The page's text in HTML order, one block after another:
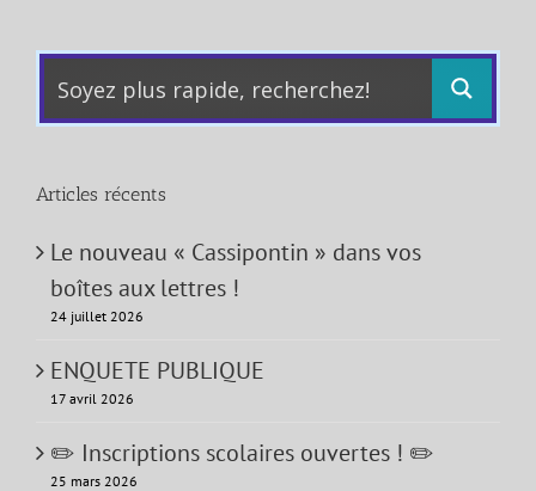
Articles récents
Le nouveau « Cassipontin » dans vos
boîtes aux lettres !
24 juillet 2026
ENQUETE PUBLIQUE
17 avril 2026
✏️ Inscriptions scolaires ouvertes ! ✏️
25 mars 2026